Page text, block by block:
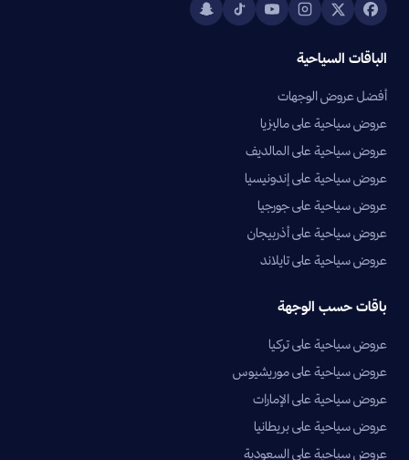
الباقات السياحية
أفضل عروض الوجهات
عروض سياحية على ماليزيا
عروض سياحية على المالديف
عروض سياحية على إندونيسيا
عروض سياحية على جورجيا
عروض سياحية على أذربيجان
عروض سياحية على تايلاند
باقات حسب الوجهة
عروض سياحية على تركيا
عروض سياحية على موريشيوس
عروض سياحية على الإمارات
عروض سياحية على بريطانيا
عروض سياحية على السعودية